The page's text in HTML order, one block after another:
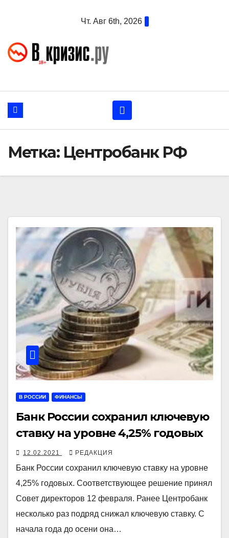
Чт. Авг 6th, 2026
Метка: Центробанк РФ
В РОССИИ ФИНАНСЫ
Банк России сохранил ключевую
ставку на уровне 4,25% годовых
12.02.2021 РЕДАКЦИЯ
Банк России сохранил ключевую ставку на уровне
4,25% годовых. Соответствующее решение принял
Совет директоров 12 февраля. Ранее Центробанк
несколько раз подряд снижал ключевую ставку. С
начала года до осени она…